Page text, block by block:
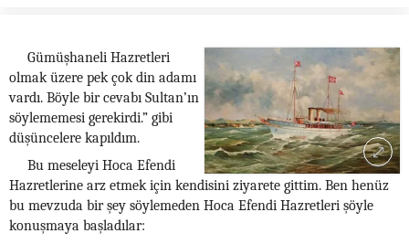
Gümüşhaneli Hazretleri
olmak üzere pek çok din adamı
vardı. Böyle bir cevabı Sultan’ın
söylememesi gerekirdi.” gibi
düşüncelere kapıldım.
Bu meseleyi Hoca Efendi
Hazretlerine arz etmek için kendisini ziyarete gittim. Ben henüz
bu mevzuda bir şey söylemeden Hoca Efendi Hazretleri şöyle
konuşmaya başladılar: